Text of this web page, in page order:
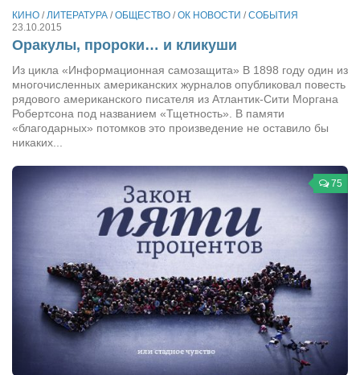
Журналисты
Александр Гвоздик
Александр Кугук
Музыканты
Сергей Коноз
Денис Федченко
Звукорежиссёры
Alfom Studio
Guitarproduction Studio
Писатели
КИНО / ЛИТЕРАТУРА /ОБЩЕСТВО /ОК НОВОСТИ /СОБЫТИЯ
23.10.2015
Оракулы, пророки… и кликуши
Из цикла «Информационная самозащита» В 1898 году один из
многочисленных американских журналов опубликовал повесть
рядового американского писателя из Атлантик-Сити Моргана
Робертсона под названием «Тщетность». В памяти
«благодарных» потомков это произведение не оставило бы
никаких...
75